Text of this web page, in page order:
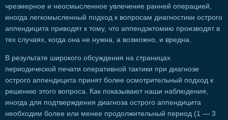
чрезмерное и неосмысленное увлечение ранней операцией,
иногда легкомысленный подход к вопросам диагностики острого
аппендицита приводят к тому, что аппендэктомию производят в
тех случаях, когда она не нужна, а возможно, и вредна.
В результате широкого обсуждения на страницах
периодической печати оперативной тактики при диагнозе
острого аппендицита принят более осмотрительный подход к
решению этого вопроса. Как показывают наши наблюдения,
иногда для подтверждения диагноза острого аппендицита
необходим более или менее продолжительный период (1 — 3